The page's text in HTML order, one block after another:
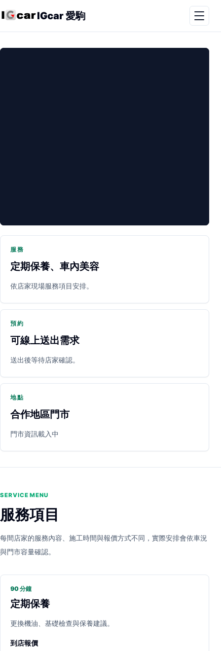
IGcar 愛駒
PARTNER SHOP
立即預約 開啟地圖 其他店家
服務
定期保養、車內美容
依店家現場服務項目安排。
預約
可線上送出需求
送出後等待店家確認。
地點
合作地區門市
門市資訊載入中
SERVICE MENU
服務項目
每間店家的服務內容、施工時間與報價方式不同，實際安排會依車況
與門市容量確認。
90 分鐘
定期保養
更換機油、基礎檢查與保養建議。
到店報價